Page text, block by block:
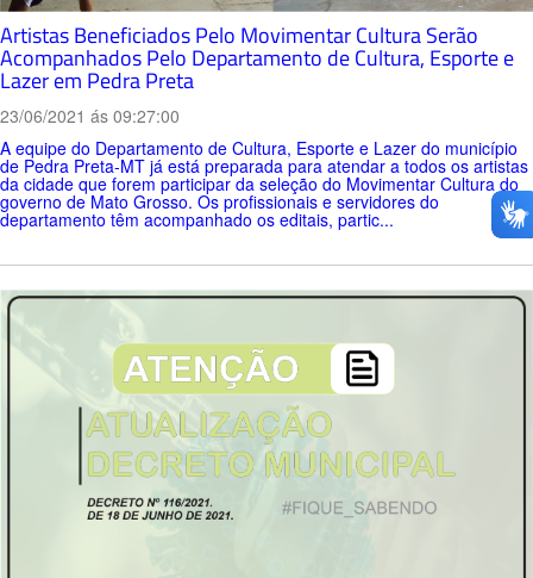
Artistas Beneficiados Pelo Movimentar Cultura Serão
Acompanhados Pelo Departamento de Cultura, Esporte e
Lazer em Pedra Preta
23/06/2021 ás 09:27:00
A equipe do Departamento de Cultura, Esporte e Lazer do município
de Pedra Preta-MT já está preparada para atendar a todos os artistas
da cidade que forem participar da seleção do Movimentar Cultura do
governo de Mato Grosso. Os profissionais e servidores do
departamento têm acompanhado os editais, partic...